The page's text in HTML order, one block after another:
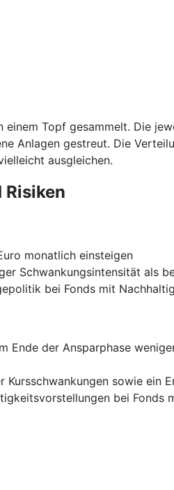
Topf gesammelt. Die
Anlagen gestreut. Die
ausgleichen.
Risiken
monatlich einsteigen
Schwankungsintensität als
bei Fonds mit
Ende der Ansparphase
Kursschwankungen sowie ein
bei Fonds